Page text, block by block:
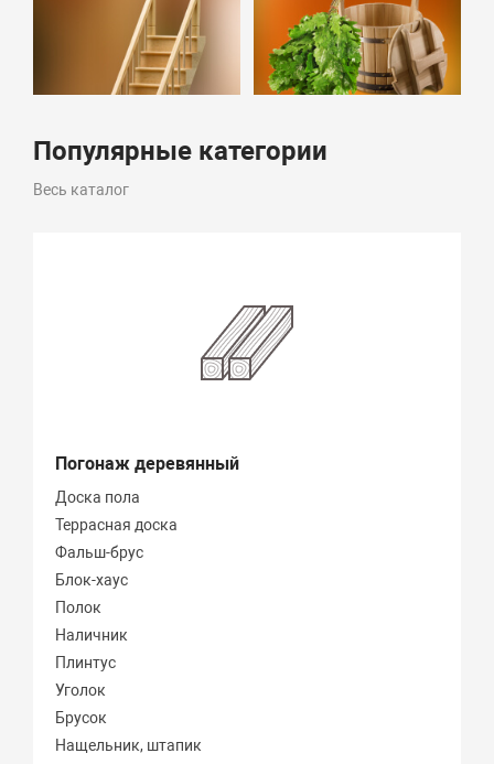
Популярные категории
Весь каталог
Погонаж деревянный
Доска пола
Террасная доска
Фальш-брус
Блок-хаус
Полок
Наличник
Плинтус
Уголок
Брусок
Нащельник, штапик